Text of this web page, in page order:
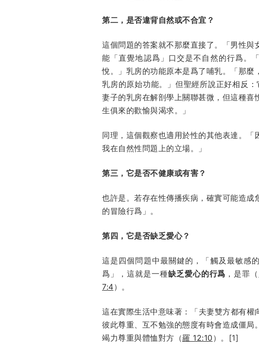
第二，是否違背自然或不合宜？
這個問題的答案就不那麼直接了。「男性
能「直覺地認爲」口交是不自然的行爲。
悅。」乳房的功能原本是爲了哺乳。「那
乳房的原始功能。」但聖經所說正好相反：
妻子的乳房在解剖學上關聯甚微，但這種
生俱來的歡愉與渴求。」
同理，這個觀察也適用於性的其他表達。
我在自然性問題上的立場。」
第三，它是否不健康或有害？
也許是。若存在性傳播疾病，確實可能造
的冒險行爲」。
第四，它是否缺乏愛心？
這是四個問題中最關鍵的，「觸及最敏感
爲」，這就是一種缺乏愛心的行爲 ，是罪（
7:4）。
這在實際生活中意味著：「夫妻雙方都有
彼此尊重、互不勉強的態度有時會造成僵局
竭力尊重與體恤對方（羅 12:10 ）。[1]